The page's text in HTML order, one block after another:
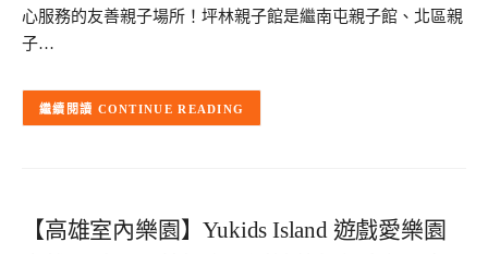
心服務的友善親子場所！坪林親子館是繼南屯親子館、北區親
子…
CONTINUE READING
【高雄室內樂園】Yukids Island 遊戲愛樂園